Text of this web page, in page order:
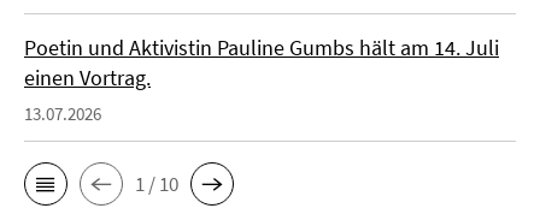
Poetin und Aktivistin Pauline Gumbs hält am 14. Juli
einen Vortrag.
13.07.2026
1 / 10